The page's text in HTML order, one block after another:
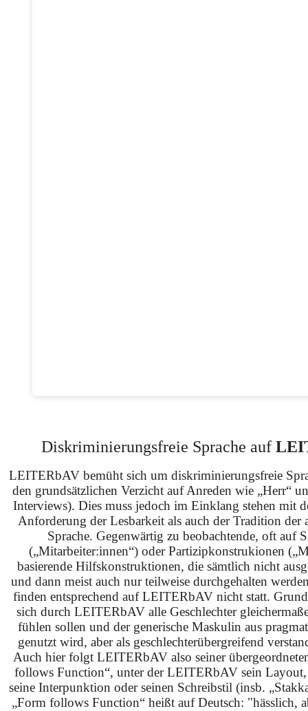
Diskriminierungsfreie Sprache auf
LEITERbAV bemüht sich um diskriminierungsfreie
den grundsätzlichen Verzicht auf Anreden wie „Herr“
Interviews). Dies muss jedoch im Einklang stehen mit
Anforderung der Lesbarkeit als auch der Tradition der
Sprache. Gegenwärtig zu beobachtende, oft auf
(„Mitarbeiter:innen“) oder Partizipkonstrukionen
basierende Hilfskonstruktionen, die sämtlich nicht
und dann meist auch nur teilweise durchgehalten
finden entsprechend auf LEITERbAV nicht statt.
sich durch LEITERbAV alle Geschlechter
fühlen sollen und der generische Maskulin aus
genutzt wird, aber als geschlechterübergreifend
Auch hier folgt LEITERbAV also seiner
follows Function“, unter der LEITERbAV sein Layout,
seine Interpunktion oder seinen Schreibstil (insb.
„Form follows Function“ heißt auf Deutsch: "hässlich,